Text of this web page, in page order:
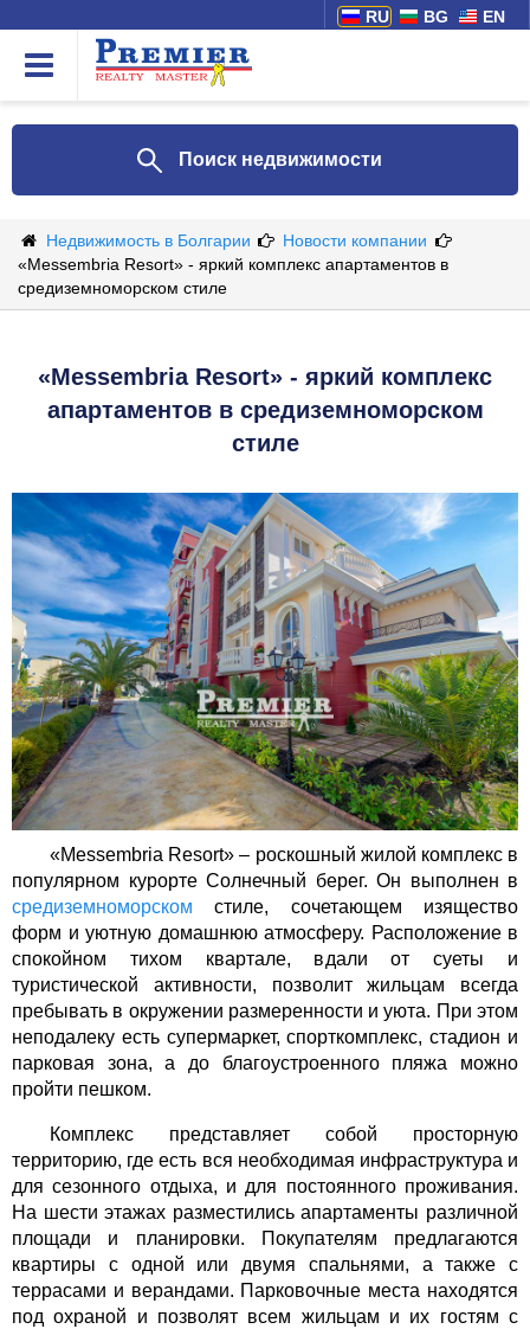
RU BG EN
Поиск недвижимости
Недвижимость в Болгарии
Новости компании
«Messembria Resort» - яркий комплекс апартаментов в
средиземноморском стиле
«Messembria Resort» - яркий комплекс
апартаментов в средиземноморском
стиле
«Messembria Resort» – роскошный жилой комплекс в
популярном курорте Солнечный берег. Он выполнен в
средиземноморском стиле, сочетающем изящество
форм и уютную домашнюю атмосферу. Расположение в
спокойном тихом квартале, вдали от суеты и
туристической активности, позволит жильцам всегда
пребывать в окружении размеренности и уюта. При этом
неподалеку есть супермаркет, спорткомплекс, стадион и
парковая зона, а до благоустроенного пляжа можно
пройти пешком.
Комплекс представляет собой просторную
территорию, где есть вся необходимая инфраструктура и
для сезонного отдыха, и для постоянного проживания.
На шести этажах разместились апартаменты различной
площади и планировки. Покупателям предлагаются
квартиры с одной или двумя спальнями, а также с
террасами и верандами. Парковочные места находятся
под охраной и позволят всем жильцам и их гостям с